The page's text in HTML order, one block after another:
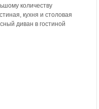
количеству
кухня и столовая
диван в гостиной